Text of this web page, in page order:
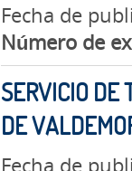
Fecha de
Número de
SERVICIO DE
DE
Fecha de